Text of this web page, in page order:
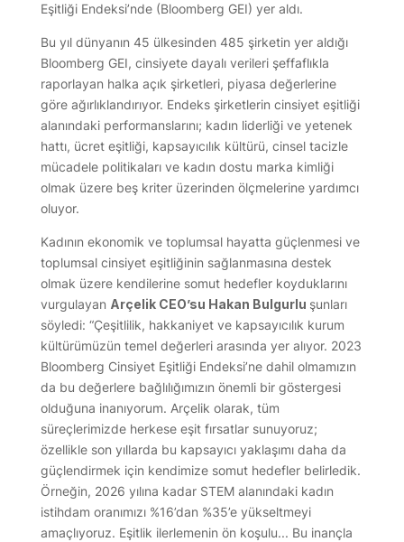
Eşitliği Endeksi’nde (Bloomberg GEI) yer aldı.
Bu yıl dünyanın 45 ülkesinden 485 şirketin yer aldığı
Bloomberg GEI, cinsiyete dayalı verileri şeffaflıkla
raporlayan halka açık şirketleri, piyasa değerlerine
göre ağırlıklandırıyor. Endeks şirketlerin cinsiyet eşitliği
alanındaki performanslarını; kadın liderliği ve yetenek
hattı, ücret eşitliği, kapsayıcılık kültürü, cinsel tacizle
mücadele politikaları ve kadın dostu marka kimliği
olmak üzere beş kriter üzerinden ölçmelerine yardımcı
oluyor.
Kadının ekonomik ve toplumsal hayatta güçlenmesi ve
toplumsal cinsiyet eşitliğinin sağlanmasına destek
olmak üzere kendilerine somut hedefler koyduklarını
vurgulayan Arçelik CEO’su Hakan Bulgurlu şunları
söyledi: “Çeşitlilik, hakkaniyet ve kapsayıcılık kurum
kültürümüzün temel değerleri arasında yer alıyor. 2023
Bloomberg Cinsiyet Eşitliği Endeksi’ne dahil olmamızın
da bu değerlere bağlılığımızın önemli bir göstergesi
olduğuna inanıyorum. Arçelik olarak, tüm
süreçlerimizde herkese eşit fırsatlar sunuyoruz;
özellikle son yıllarda bu kapsayıcı yaklaşımı daha da
güçlendirmek için kendimize somut hedefler belirledik.
Örneğin, 2026 yılına kadar STEM alanındaki kadın
istihdam oranımızı %16’dan %35’e yükseltmeyi
amaçlıyoruz. Eşitlik ilerlemenin ön koşulu... Bu inançla